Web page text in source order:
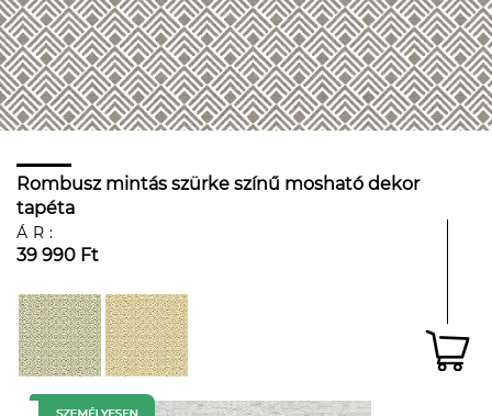
Rombusz mintás szürke színű mosható dekor
tapéta
ÁR:
39 990 Ft